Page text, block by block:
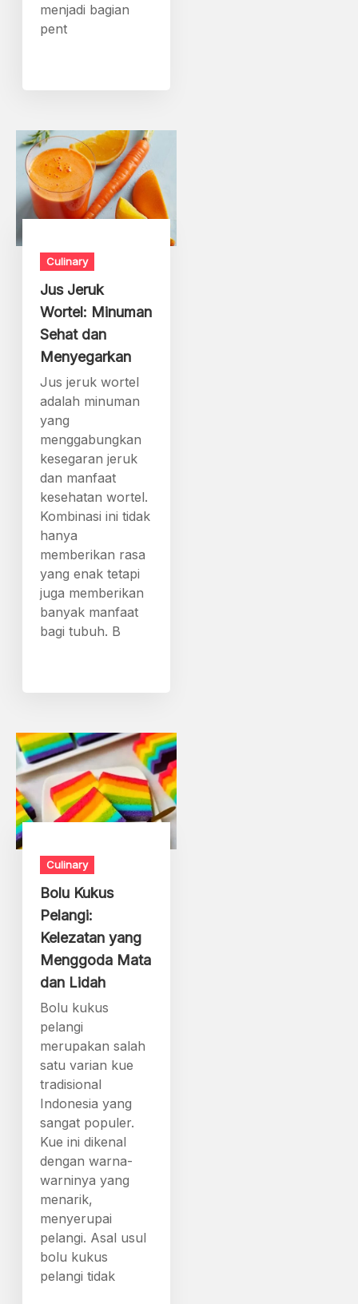
menjadi bagian
pent
Culinary
Jus Jeruk
Wortel: Minuman
Sehat dan
Menyegarkan
Jus jeruk wortel
adalah minuman
yang
menggabungkan
kesegaran jeruk
dan manfaat
kesehatan wortel.
Kombinasi ini tidak
hanya
memberikan rasa
yang enak tetapi
juga memberikan
banyak manfaat
bagi tubuh. B
Culinary
Bolu Kukus
Pelangi:
Kelezatan yang
Menggoda Mata
dan Lidah
Bolu kukus
pelangi
merupakan salah
satu varian kue
tradisional
Indonesia yang
sangat populer.
Kue ini dikenal
dengan warna-
warninya yang
menarik,
menyerupai
pelangi. Asal usul
bolu kukus
pelangi tidak